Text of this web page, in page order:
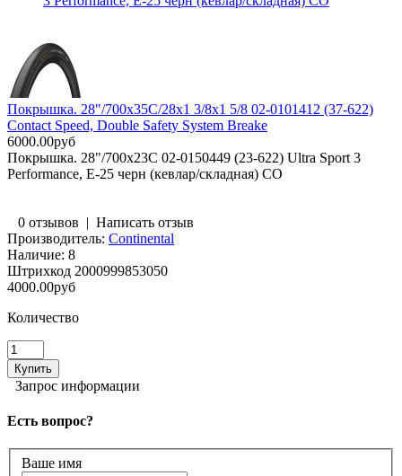
Покрышка. 28"/700x35C/28x1 3/8x1 5/8 02-0101412 (37-622)
Contact Speed, Double Safety System Breake
6000.00руб
Покрышка. 28"/700x23C 02-0150449 (23-622) Ultra Sport 3
Performance, E-25 черн (кевлар/складная) CO
0 отзывов | Написать отзыв
Производитель: Continental
Наличие: 8
Штрихкод 2000999853050
4000.00руб
Количество
Запрос информации
Есть вопрос?
Ваше имя